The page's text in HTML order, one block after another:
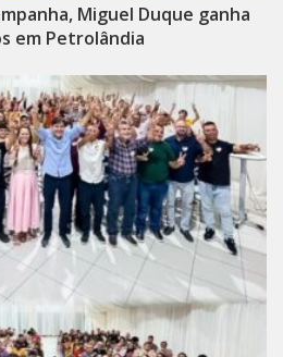
Miguel Duque ganha
em Petrolândia